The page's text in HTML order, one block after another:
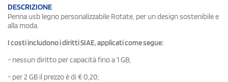
DESCRIZIONE
Penna usb legno personalizzabile Rotate, per un design sostenibile e
alla moda.
I costi includono i diritti SIAE, applicati come segue:
- nessun diritto per capacità fino a 1 GB;
- per 2 GB il prezzo è di € 0,20;